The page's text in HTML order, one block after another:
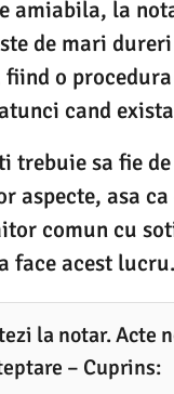
0
2
amiabila, la
de mari
o
cand
trebuie sa fie
aspecte, asa
comun cu
face acest lucru.
la notar. Acte
– Cuprins: